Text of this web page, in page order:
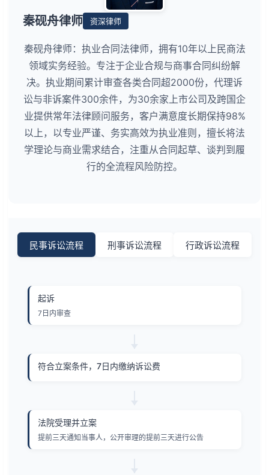
秦砚舟律师 资深律师
秦砚舟律师：执业合同法律师，拥有10年以上民商法
领域实务经验。专注于企业合规与商事合同纠纷解
决。执业期间累计审查各类合同超2000份，代理诉
讼与非诉案件300余件，为30余家上市公司及跨国企
业提供常年法律顾问服务，客户满意度长期保持98%
以上，以专业严谨、务实高效为执业准则，擅长将法
学理论与商业需求结合，注重从合同起草、谈判到履
行的全流程风险防控。
民事诉讼流程 刑事诉讼流程 行政诉讼流程
起诉
7日内审查
符合立案条件，7日内缴纳诉讼费
法院受理并立案
提前三天通知当事人，公开审理的提前三天进行公告